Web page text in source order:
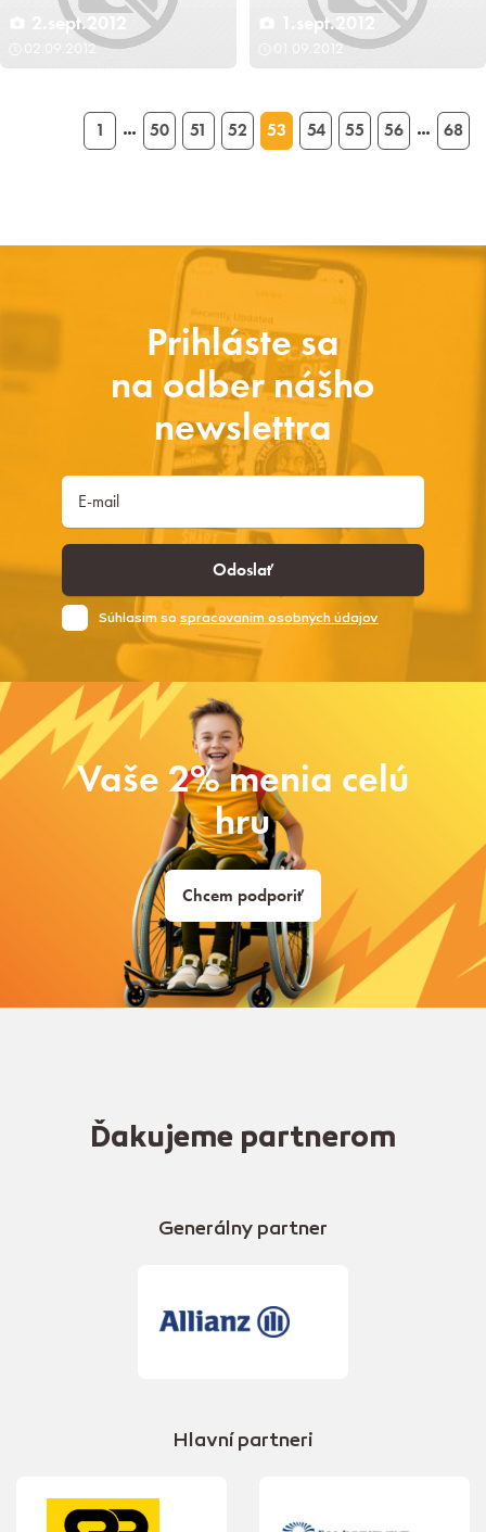
2.sept.2012
02.09.2012
1.sept.2012
01.09.2012
1 … 50 51 52 53 54 55 56 … 68
Prihláste sa
na odber nášho
newslettra
Odoslať
Súhlasim so spracovaním osobných údajov
Vaše 2% menia celú
hru
Chcem podporiť
Ďakujeme partnerom
Generálny partner
Hlavní partneri